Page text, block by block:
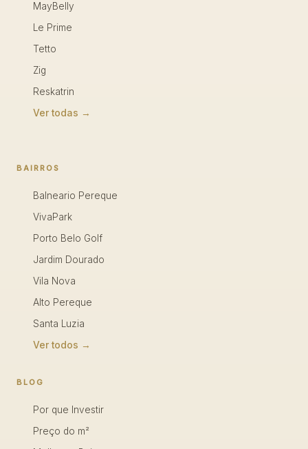
MayBelly
Le Prime
Tetto
Zig
Reskatrin
Ver todas →
BAIRROS
Balneario Pereque
VivaPark
Porto Belo Golf
Jardim Dourado
Vila Nova
Alto Pereque
Santa Luzia
Ver todos →
BLOG
Por que Investir
Preço do m²